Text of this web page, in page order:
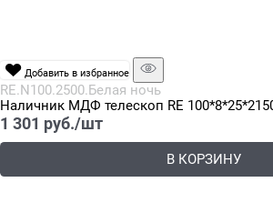
Добавить в избранное
RE.N100.2500.Белая ночь
Наличник МДФ телескоп RE
1 301 руб./шт
В КОРЗИНУ